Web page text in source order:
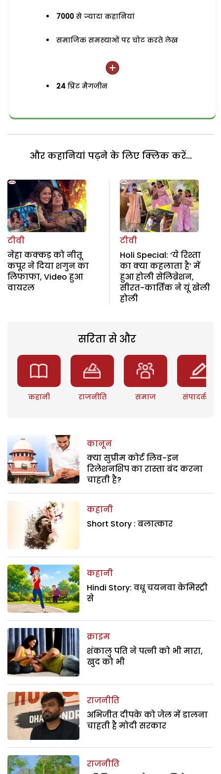
7000 से ज्यादा कहानियां
समाजिक समस्याओं पर चोट करते लेख
24 प्रिंट मैगजीन
और कहानियां पढ़ने के लिए क्लिक करें...
टीवी
नेहा कक्कड़ को नीतू
कपूर ने दिया शगुन का
लिफाफा, Video हुआ
वायरल
टीवी
Holi Special: ‘ये रिश्ता
का क्या कहलाता है’ में
हुआ होली सेलिब्रेशन,
सीरत-कार्तिक ने यूं खेली
होली
सरिता से और
कहानी राजनीति समाज संपादकीय
कानून
क्या सुप्रीम कोर्ट लिव-इन
रिलेशनशिप का रास्ता बंद करना
चाहती है?
कहानी
Short Story : बलात्कार
कहानी
Hindi Story: वधू चयनवा केमिस्ट्री
से
क्राइम
शंकालु पति ने पत्नी को भी मारा,
खुद को भी
राजनीति
अभिजीत दीपके को जेल में डालना
चाहती है मोदी सरकार
राजनीति